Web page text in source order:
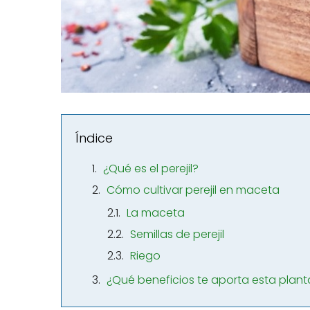
Índice
¿Qué es el perejil?
Cómo cultivar perejil en maceta
La maceta
Semillas de perejil
Riego
¿Qué beneficios te aporta esta